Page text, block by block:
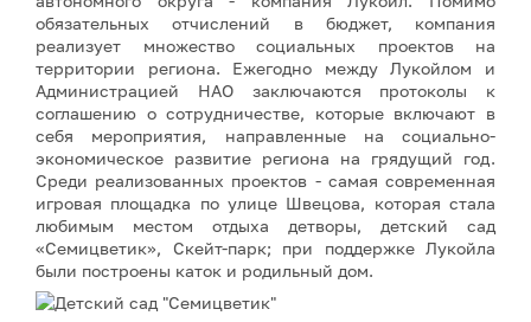
обязательных отчислений в бюджет, компания
реализует множество социальных проектов на
территории региона. Ежегодно между Лукойлом и
Администрацией НАО заключаются протоколы к
соглашению о сотрудничестве, которые включают в
себя мероприятия, направленные на социально-
экономическое развитие региона на грядущий год.
Среди реализованных проектов - самая современная
игровая площадка по улице Швецова, которая стала
любимым местом отдыха детворы, детский сад
«Семицветик», Скейт-парк; при поддержке Лукойла
были построены каток и родильный дом.